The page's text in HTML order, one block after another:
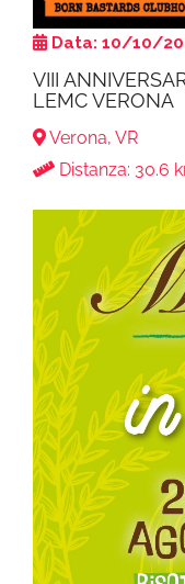
Data: 10/10/
VIII
LEMC VERONA
Verona, VR
Distanza: 30.6